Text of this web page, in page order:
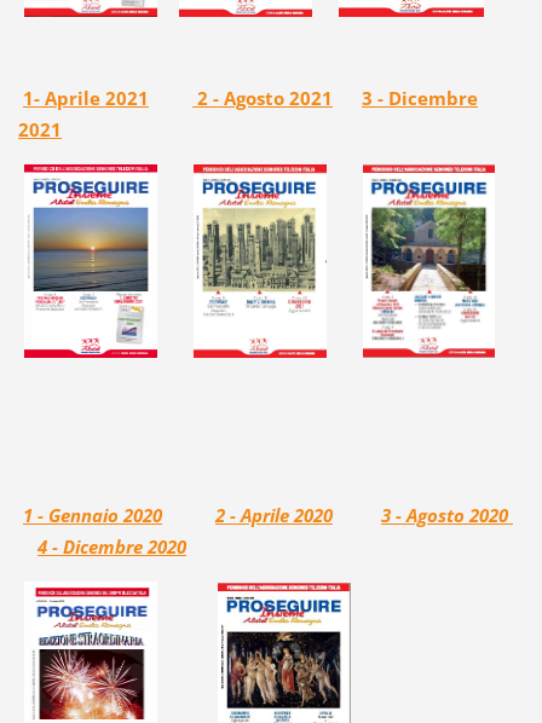
1- Aprile 2021 2 - Agosto 2021
3 - Dicembre
2021
1 - Gennaio 2020 2 - Aprile 2020
3 - Agosto 2020
4- Dicembre 2020